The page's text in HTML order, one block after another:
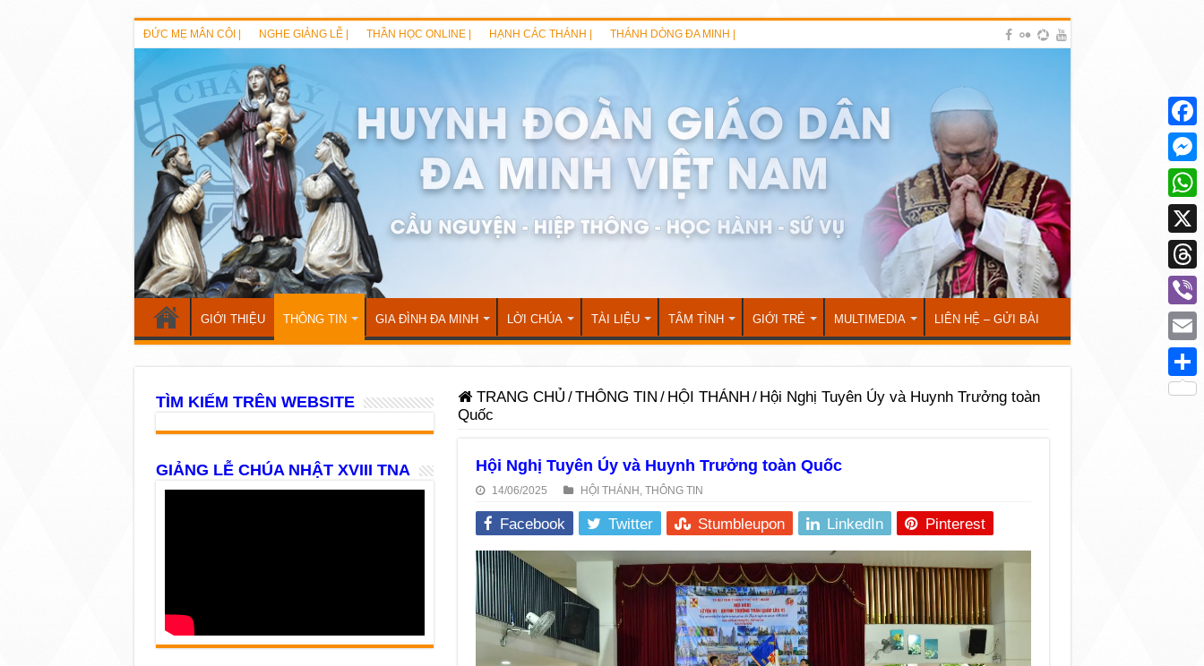
ĐỨC MẸ MÂN CÔI | NGHE GIẢNG LỄ | THẦN HỌC ONLINE | HẠNH CÁC THÁNH | THÁNH DÒNG ĐA MINH |
GIỚI THIỆU THÔNG TIN GIA ĐÌNH ĐA MINH LỜI CHÚA TÀI LIỆU TÂM TÌNH GIỚI TRẺ MULTIMEDIA LIÊN HỆ – GỬI BÀI
TRANG CHỦ /THÔNG TIN / HỘI THÁNH / Hội Nghị Tuyên Úy và Huynh Trưởng toàn
Quốc
Hội Nghị Tuyên Úy và Huynh Trưởng toàn Quốc
14/06/2025 HỘI THÁNH , THÔNG TIN
Facebook Twitter Stumbleupon LinkedIn Pinterest
TÌM KIẾM TRÊN WEBSITE
GIẢNG LỄ CHÚA NHẬT XVIII TNA
X
Viber